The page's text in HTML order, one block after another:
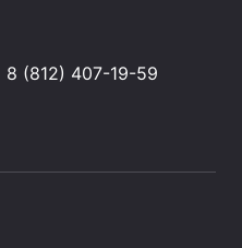
8 (812) 407-19-59